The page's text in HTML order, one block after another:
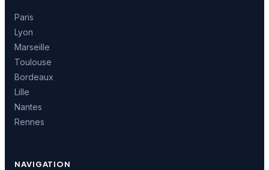
Paris
Lyon
Marseille
Toulouse
Bordeaux
Lille
Nantes
Rennes
NAVIGATION